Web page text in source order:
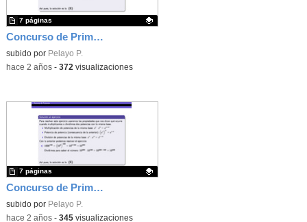
Concurso de Primavera - 2010 - Fase 1 - Nivel 4 - Ejercicio 12
Contenido educativo.
subido por Pelayo P.
7 páginas
-hace 2 años- 372 visualizaciones
Concurso de Primavera - 2011 - Fase 2 - Nivel 2 - Ejercicio 11
Contenido educativo.
subido por Pelayo P.
7 páginas
-hace 2 años- 345visualizaciones